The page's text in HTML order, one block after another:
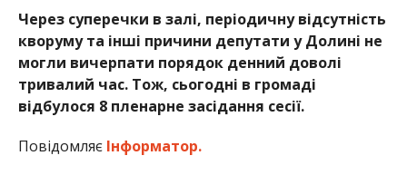
Через суперечки в залі, періодичну відсутність
кворуму та інші причини депутати у Долині не
могли вичерпати порядок денний доволі
тривалий час. Тож, сьогодні в громаді
відбулося 8 пленарне засідання сесії.
Повідомляє Інформатор.